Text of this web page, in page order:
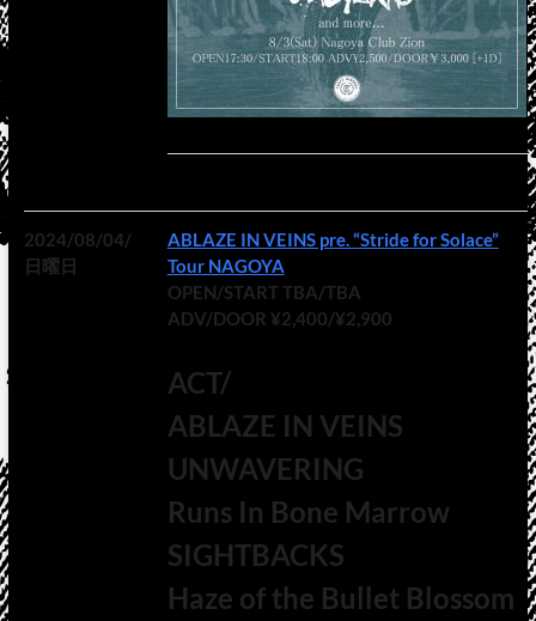
2024/08/04/
日曜日
ABLAZE IN VEINS pre. “Stride for Solace”
Tour NAGOYA
OPEN/START TBA/TBA
ADV/DOOR ¥2,400/¥2,900
ACT/
ABLAZE IN VEINS
UNWAVERING
Runs In Bone Marrow
SIGHTBACKS
Haze of the Bullet Blossom